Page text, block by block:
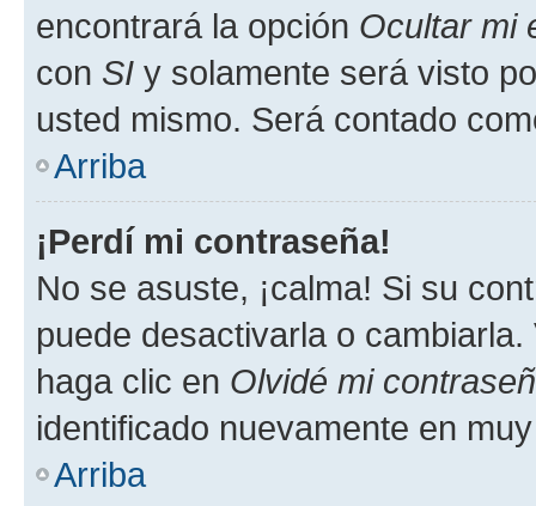
encontrará la opción Ocultar mi
con SI y solamente será visto
usted mismo. Será contado
Arriba
¡Perdí mi contraseña!
No se asuste, ¡calma! Si su
puede desactivarla o
haga clic en Olvidé mi
identificado nuevamente en
Arriba